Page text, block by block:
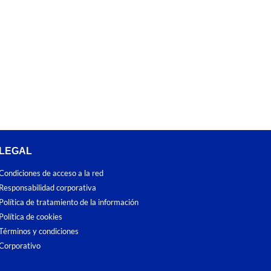
de acceso a la red
corporativa
de tratamiento de la información
de cookies
y condiciones